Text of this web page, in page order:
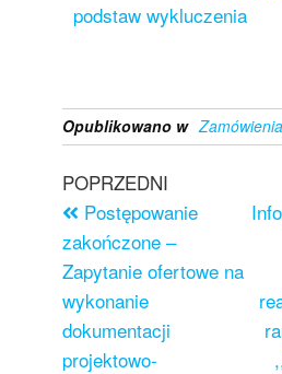
podstaw wykluczenia
Opublikowano w
POPRZEDNI
Postępowanie
zakończone –
Zapytanie ofertowe na
wykonanie
dokumentacji
projektowo-